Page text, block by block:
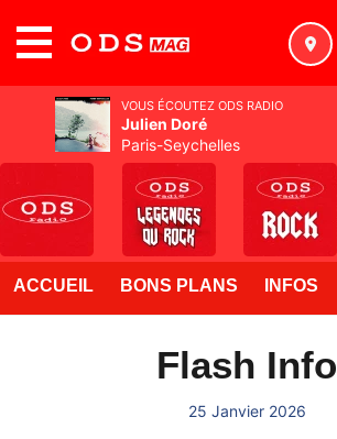
ACCUEIL BONS PLANS INFOS
Flash Info
25 Janvier 2026
VOUS ÉCOUTEZ ODS RADIO
Julien Doré
Paris-Seychelles